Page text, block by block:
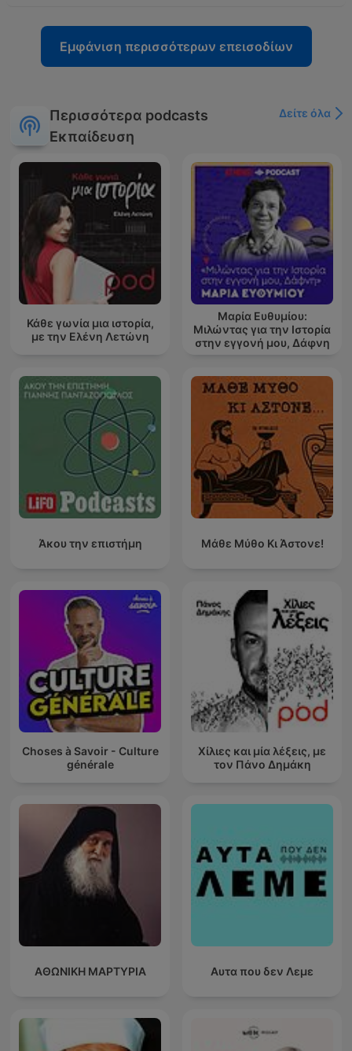
Εμφάνιση περισσότερων επεισοδίων
Περισσότερα podcasts
Εκπαίδευση
Δείτε όλα
Κάθε γωνία μια ιστορία,
με την Ελένη Λετώνη
Μαρία Ευθυμίου:
Μιλώντας για την Ιστορία
στην εγγονή μου, Δάφνη
Άκου την επιστήμη Μάθε Μύθο Κι Άστονε!
Choses à Savoir - Culture
générale
Χίλιες και μία λέξεις, με
τον Πάνο Δημάκη
ΑΘΩΝΙΚΗ ΜΑΡΤΥΡΙΑ Αυτα που δεν Λεμε